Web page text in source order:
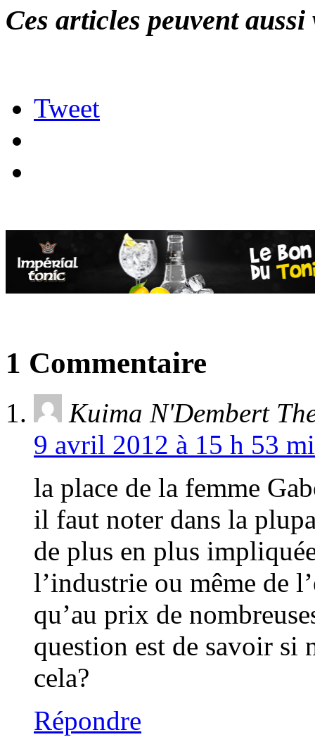
Ces articles peuvent
Tweet
1 Commentaire
Kuima N'Dembert
9 avril 2012 à 15 h 53
la place de la femme
il faut noter dans la
de plus en plus
l’industrie ou même de
qu’au prix de
question est de savoir si
cela?
Répondre